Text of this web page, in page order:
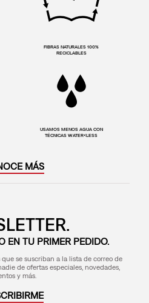
FIBRAS NATURALES 100%
RECICLABLES
USAMOS MENOS AGUA CON
TÉCNICAS WATER<LESS
MÁS
EN TU PRIMER PEDIDO.
se suscriban a la lista de correo de
de ofertas especiales, novedades,
y más.